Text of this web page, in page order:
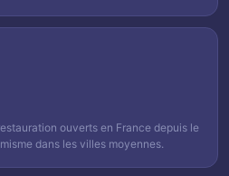
ouverts en France depuis le
dans les villes moyennes.